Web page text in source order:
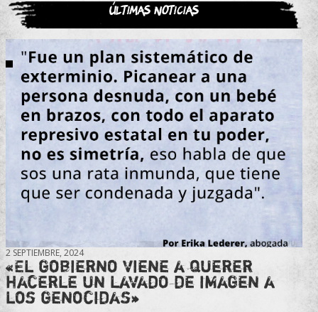
Últimas noticias
2 SEPTIEMBRE, 2024
«El gobierno viene a querer
hacerle un lavado de imagen a
los genocidas»